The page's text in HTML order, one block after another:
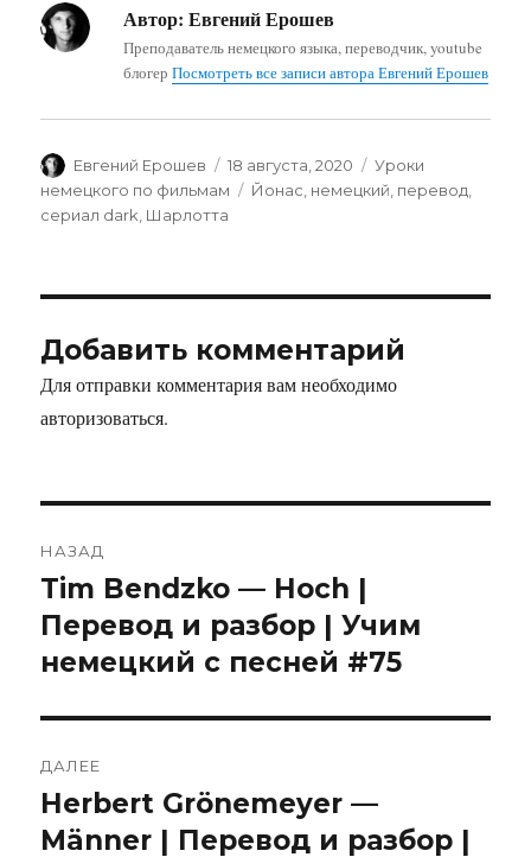
Автор: Евгений Ерошев
Преподаватель немецкого языка, переводчик, youtube
блогерПосмотреть все записи автора Евгений Ерошев
Автор
Евгений Ерошев Опубликовано
18 августа, 2020 Рубрики
Уроки
немецкого по фильмам
Метки
Йонас немецкий перевод
сериал dark Шарлотта
Добавить комментарий
Для отправки комментария вам необходимо
авторизоваться.
НАЗАД
Предыдущая
запись:
Tim Bendzko — Hoch |
Перевод и разбор | Учим
немецкий с песней #75
ДАЛЕЕ
Следующая
запись:
Herbert Grönemeyer —
Männer | Перевод и разбор |